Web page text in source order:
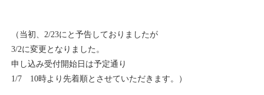
（当初、2/23にと予告しておりましたが
3/2に変更となりました。
申し込み受付開始日は予定通り
1/7 10時より先着順とさせていただきます。）